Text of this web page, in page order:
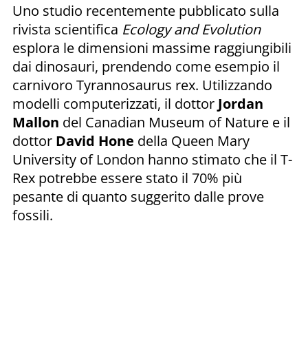
Uno studio recentemente pubblicato sulla
rivista scientifica Ecology and Evolution
esplora le dimensioni massime raggiungibili
dai dinosauri, prendendo come esempio il
carnivoro Tyrannosaurus rex. Utilizzando
modelli computerizzati, il dottor Jordan
Mallon del Canadian Museum of Nature e il
dottor David Hone della Queen Mary
University of London hanno stimato che il T-
Rex potrebbe essere stato il 70% più
pesante di quanto suggerito dalle prove
fossili.